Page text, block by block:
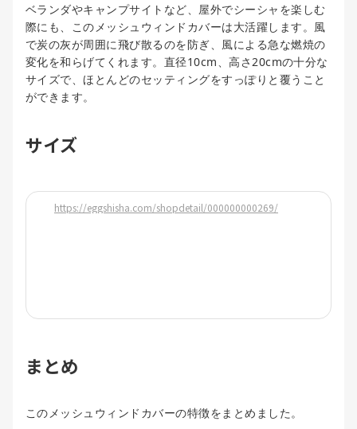
ベランダやキャンプサイトなど、屋外でシーシャを楽しむ
際にも、このメッシュウィンドカバーは大活躍します。風
で炭の灰が周囲に飛び散るのを防ぎ、風による急な燃焼の
変化を和らげてくれます。直径10cm、高さ20cmの十分な
サイズで、ほとんどのセッティングをすっぽりと覆うこと
ができます。
サイズ
https://eggshisha.com/shopdetail/000000000269/
まとめ
このメッシュウィンドカバーの特徴をまとめました。